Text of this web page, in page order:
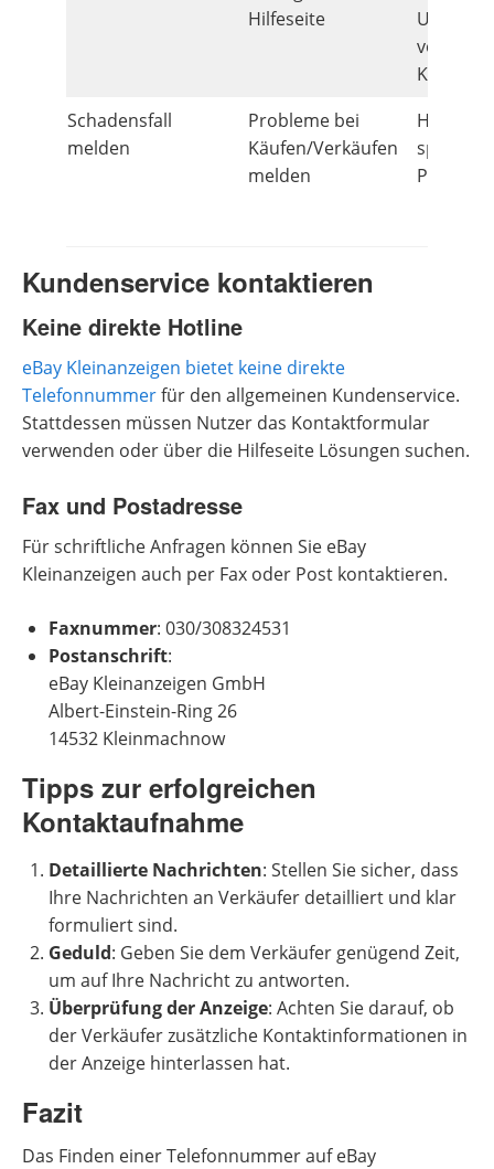
Hilfeseite
von eBay
Schadensfall
melden
Probleme bei
Käufen/Verkäufen
melden
Hilfe bei
Kundenservice kontaktieren
Keine direkte Hotline
eBay Kleinanzeigen bietet keine direkte
Telefonnummerfür den allgemeinen Kundenservice.
Stattdessen müssen Nutzer das Kontaktformular
verwenden oder über die Hilfeseite Lösungen suchen.
Fax und Postadresse
Für schriftliche Anfragen können Sie eBay
Kleinanzeigen auch per Fax oder Post kontaktieren.
Faxnummer: 030/308324531
Postanschrift:
eBay Kleinanzeigen GmbH
Albert-Einstein-Ring 26
14532 Kleinmachnow
Tipps zur erfolgreichen
Kontaktaufnahme
Detaillierte Nachrichten: Stellen Sie sicher, dass
Ihre Nachrichten an Verkäufer detailliert und klar
formuliert sind.
Geduld: Geben Sie dem Verkäufer genügend Zeit,
um auf Ihre Nachricht zu antworten.
Überprüfung der Anzeige: Achten Sie darauf, ob
der Verkäufer zusätzliche Kontaktinformationen in
der Anzeige hinterlassen hat.
Fazit
Das Finden einer Telefonnummer auf eBay